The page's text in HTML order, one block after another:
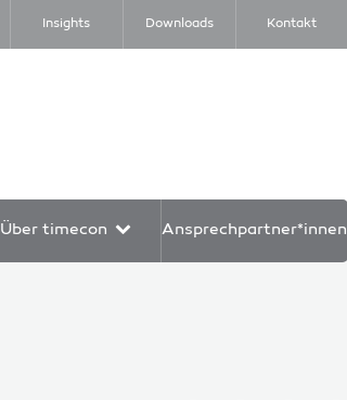
Insights Downloads Kontakt
Über timecon Ansprechpartner*innen